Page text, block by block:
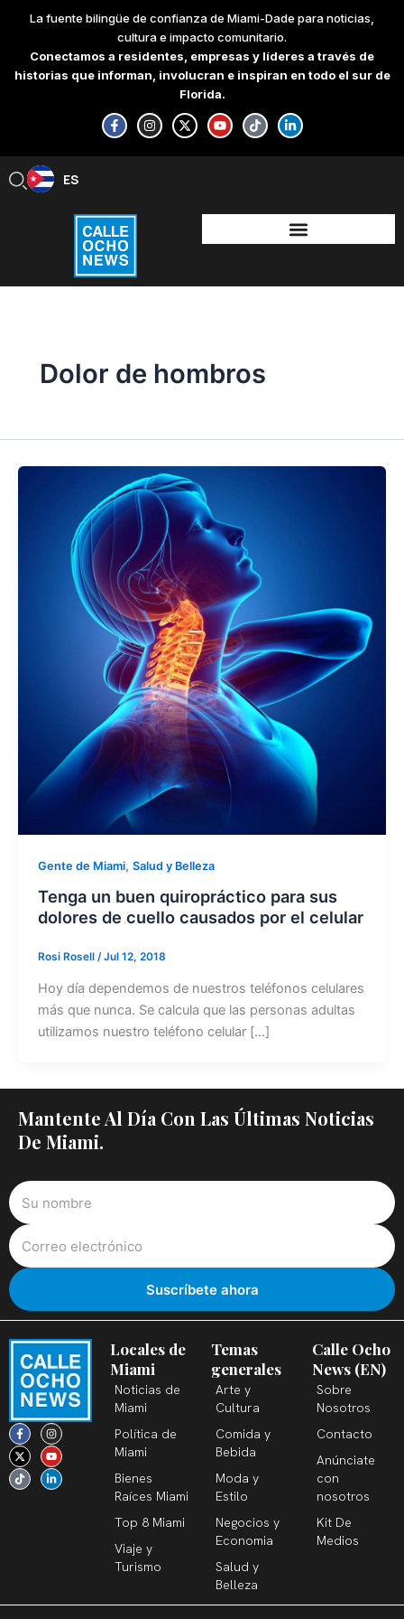
content
La fuente bilingüe de confianza de Miami-Dade para noticias,
cultura e impacto comunitario.
Conectamos a residentes, empresas y líderes a través de
historias que informan, involucran e inspiran en todo el sur de
Florida.
F
a
c
e
-
f
I
n
s
t
X
-
t
w
Y
o
u
t
T
i
k
t
L
i
n
k
-
i
n
ES
EN
Dolor de hombros
Gente de Miami, Salud y Belleza
Tenga un buen quiropráctico para sus
dolores de cuello causados por el celular
Rosi Rosell /Jul 12, 2018
Hoy día dependemos de nuestros teléfonos celulares
más que nunca. Se calcula que las personas adultas
utilizamos nuestro teléfono celular […]
Mantente Al Día Con Las Últimas Noticias
De Miami.
F
a
c
e
b
o
o
I
n
s
t
a
g
r
X
-
t
w
i
t
t
Y
o
u
t
u
b
e
T
i
k
t
o
k
L
i
n
k
e
d
i
Locales de
Miami
Noticias de
Miami
Política de
Miami
Bienes
Raíces Miami
Top 8 Miami
Viaje y
Turismo
Temas
generales
Arte y
Cultura
Comida y
Bebida
Moda y
Estilo
Negocios y
Economia
Salud y
Belleza
Calle Ocho
News (EN)
Sobre
Nosotros
Contacto
Anúnciate
con
nosotros
Kit De
Medios